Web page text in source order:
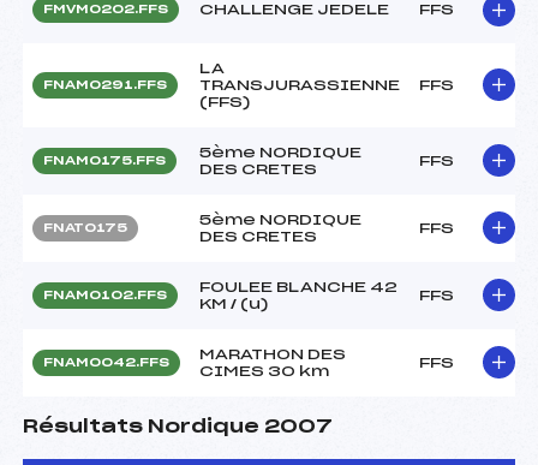
FMVM0202.FFS CHALLENGE JEDELE FFS
FNAM0291.FFS
LA
TRANSJURASSIENNE
(FFS)
FFS
FNAM0175.FFS
5ème NORDIQUE
DES CRETES
FFS
FNAT0175
5ème NORDIQUE
DES CRETES
FFS
FNAM0102.FFS
FOULEE BLANCHE 42
KM / (u)
FFS
FNAM0042.FFS
MARATHON DES
CIMES 30 km
FFS
Résultats Nordique 2007